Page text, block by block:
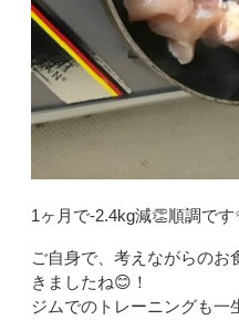
1ヶ月で-2.4kg減👏順調です
ご自身で、考えながらのお
きましたね😊！
ジムでのトレーニングも一